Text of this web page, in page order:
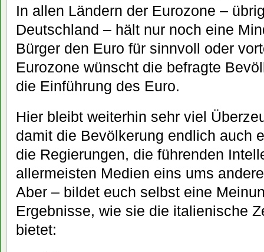
In allen Ländern der Eurozone –
Deutschland – hält nur noch eine
Bürger den Euro für sinnvoll oder
Eurozone wünscht die befragte
die Einführung des Euro.
Hier bleibt weiterhin sehr viel
damit die Bevölkerung endlich auch
die Regierungen, die führenden
allermeisten Medien eins ums
Aber – bildet euch selbst eine
Ergebnisse, wie sie die italienische
bietet: